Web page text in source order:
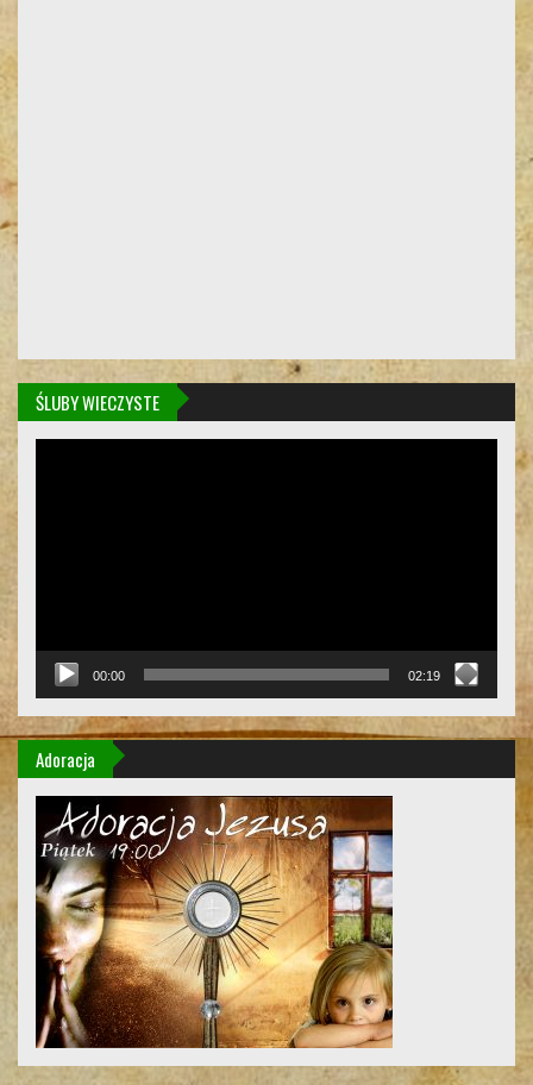
ŚLUBY WIECZYSTE
00:00 02:19
Adoracja